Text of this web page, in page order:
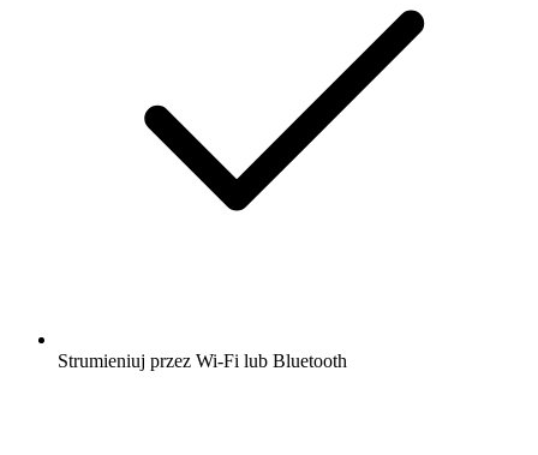
Strumieniuj przez Wi-Fi lub Bluetooth